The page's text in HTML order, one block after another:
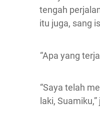
tengah
itu juga, sang
“Apa yang
“Saya telah
laki,